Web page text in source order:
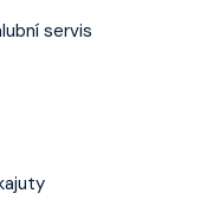
servis